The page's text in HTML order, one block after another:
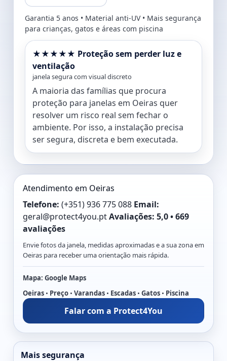
Garantia 5 anos • Material anti-UV • Mais segurança
para crianças, gatos e áreas com piscina
★★★★★ Proteção sem perder luz e
ventilação
janela segura com visual discreto
A maioria das famílias que procura
proteção para janelas em Oeiras quer
resolver um risco real sem fechar o
ambiente. Por isso, a instalação precisa
ser segura, discreta e bem executada.
Atendimento em Oeiras
Telefone: (+351) 936 775 088 Email:
geral@protect4you.ptAvaliações: 5,0 • 669
avaliações
Envie fotos da janela, medidas aproximadas e a sua zona em
Oeiras para receber uma orientação mais rápida.
Mapa: Google Maps
Oeiras • Preço • Varandas • Escadas • Gatos • Piscina
Falar com a Protect4You
Mais segurança